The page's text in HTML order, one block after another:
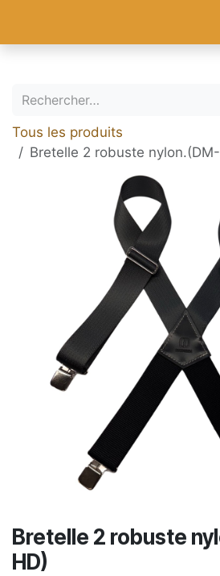
Tous les produits
Bretelle 2 robuste
Bretelle 2 robuste
HD)